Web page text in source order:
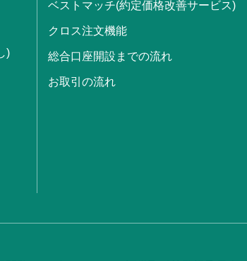
)
ベストマッチ(約定価格改善サービス)
クロス注文機能
総合口座開設までの流れ
お取引の流れ